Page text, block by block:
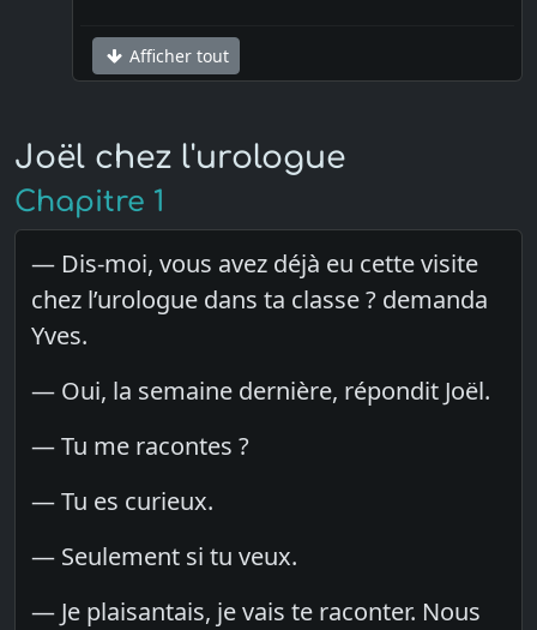
Afficher tout
Joël chez l'urologue
Chapitre 1
— Dis-moi, vous avez déjà eu cette visite
chez l’urologue dans ta classe ? demanda
Yves.
— Oui, la semaine dernière, répondit Joël.
— Tu me racontes ?
— Tu es curieux.
— Seulement si tu veux.
— Je plaisantais, je vais te raconter. Nous